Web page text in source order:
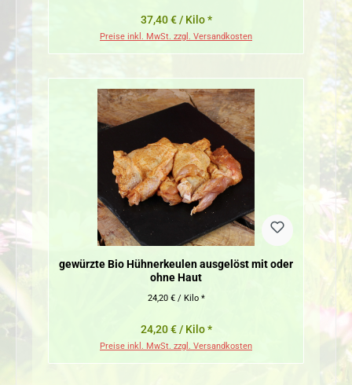
37,40 € / Kilo *
Preise inkl. MwSt. zzgl. Versandkosten
gewürzte Bio Hühnerkeulen ausgelöst mit oder
ohne Haut
24,20 € / Kilo *
24,20 € / Kilo *
Preise inkl. MwSt. zzgl. Versandkosten